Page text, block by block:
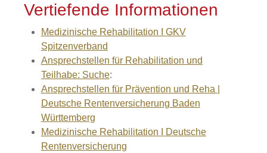
Vertiefende Informationen
Medizinische Rehabilitation I GKV
Spitzenverband
Ansprechstellen für Rehabilitation und
Teilhabe: Suche:
Ansprechstellen für Prävention und Reha |
Deutsche Rentenversicherung Baden
Württemberg
Medizinische Rehabilitation I Deutsche
Rentenversicherung